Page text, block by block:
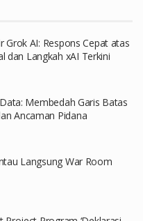
AI: Respons Cepat atas
dan Langkah xAI Terkini
Membedah Garis Batas
Ancaman Pidana
Langsung War Room